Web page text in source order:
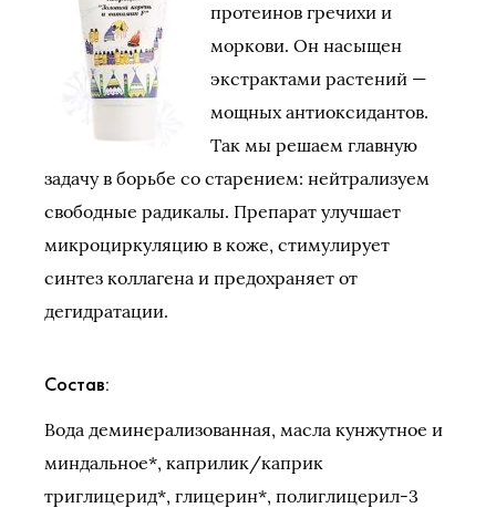
протеинов гречихи и
моркови. Он насыщен
экстрактами растений —
мощных антиоксидантов.
Так мы решаем главную
задачу в борьбе со старением: нейтрализуем
свободные радикалы. Препарат улучшает
микроциркуляцию в коже, стимулирует
синтез коллагена и предохраняет от
дегидратации.
Состав:
Вода деминерализованная, масла кунжутное и
миндальное*, каприлик/каприк
триглицерид*, глицерин*, полиглицерил-3